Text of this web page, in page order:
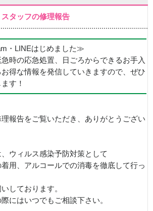
スタッフの修理報告
・LINEはじめました≫
時の応急処置、日ごろからできるお手入
得な情報を発信していきますので、ぜひ
す！
報告をご覧いただき、ありがとうござい
ウィルス感染予防対策として
用、アルコールでの消毒を徹底して行っ
しております。
にはいつでもご相談下さい。